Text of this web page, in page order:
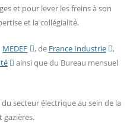
et pour lever les freins à son
et la collégialité.
MEDEF , de France Industrie
,
ainsi que du Bureau mensuel
secteur électrique au sein de la
gazières.